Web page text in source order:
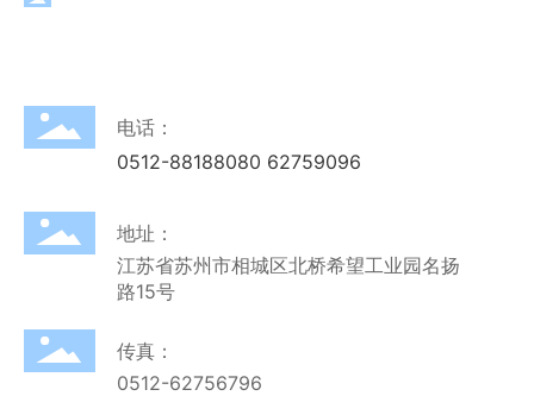
电话：
0512-88188080 62759096
地址：
江苏省苏州市相城区北桥希望工业园名扬
路15号
传真：
0512-62756796